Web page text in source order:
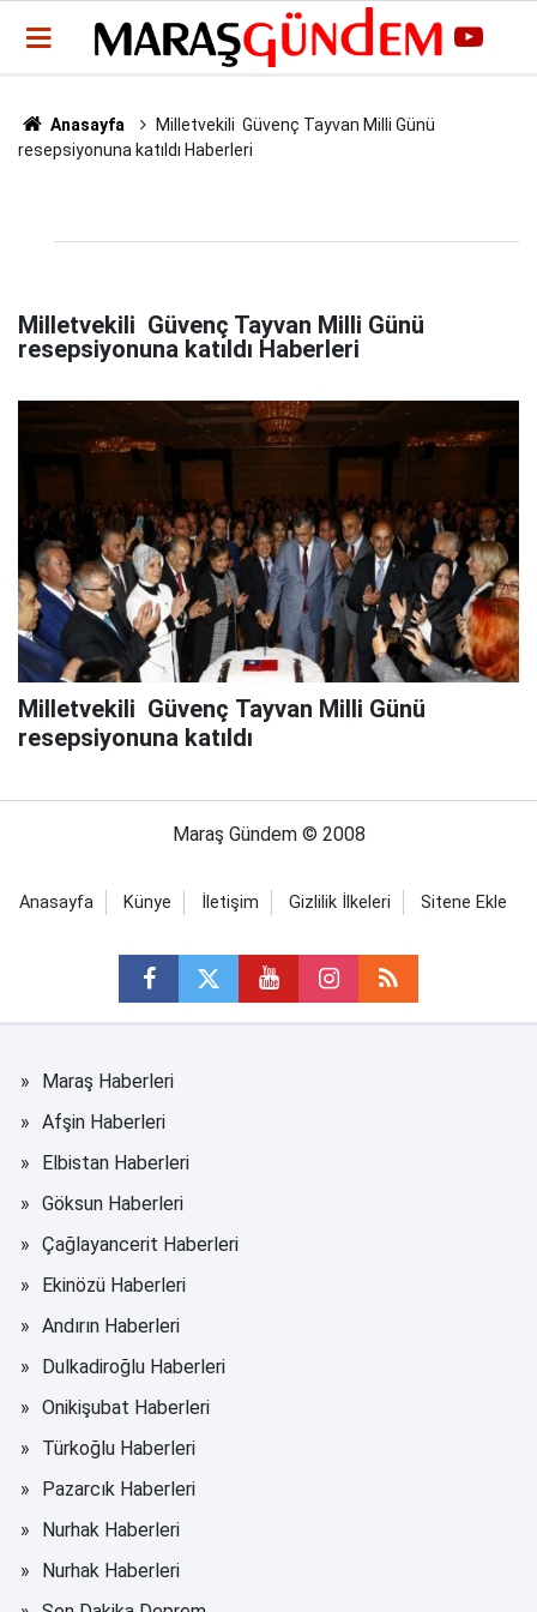
Anasayfa
Milletvekili Güvenç Tayvan Milli Günü
resepsiyonuna katıldı Haberleri
Milletvekili Güvenç Tayvan Milli Günü
resepsiyonuna katıldı Haberleri
Milletvekili Güvenç Tayvan Milli Günü
resepsiyonuna katıldı
Maraş Gündem © 2008
Anasayfa Künye İletişim Gizlilik İlkeleri Sitene Ekle
Maraş Haberleri
Afşin Haberleri
Elbistan Haberleri
Göksun Haberleri
Çağlayancerit Haberleri
Ekinözü Haberleri
Andırın Haberleri
Dulkadiroğlu Haberleri
Onikişubat Haberleri
Türkoğlu Haberleri
Pazarcık Haberleri
Nurhak Haberleri
Nurhak Haberleri